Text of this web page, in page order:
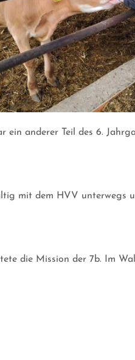
ein anderer Teil des 6.
mit dem HVV unterwegs
die Mission der 7b. Im